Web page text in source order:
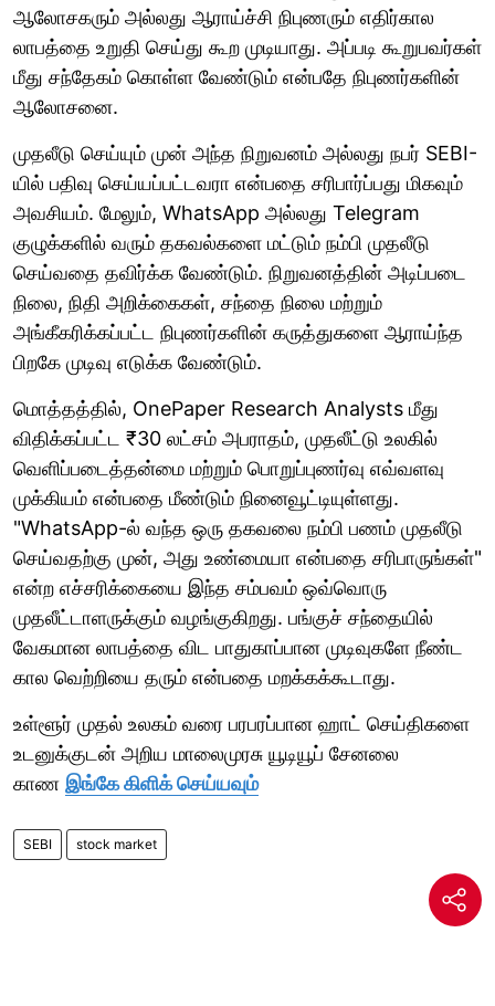
ஆலோசகரும் அல்லது ஆராய்ச்சி நிபுணரும் எதிர்கால
லாபத்தை உறுதி செய்து கூற முடியாது. அப்படி கூறுபவர்கள்
மீது சந்தேகம் கொள்ள வேண்டும் என்பதே நிபுணர்களின்
ஆலோசனை.
முதலீடு செய்யும் முன் அந்த நிறுவனம் அல்லது நபர் SEBI-
யில் பதிவு செய்யப்பட்டவரா என்பதை சரிபார்ப்பது மிகவும்
அவசியம். மேலும், WhatsApp அல்லது Telegram
குழுக்களில் வரும் தகவல்களை மட்டும் நம்பி முதலீடு
செய்வதை தவிர்க்க வேண்டும். நிறுவனத்தின் அடிப்படை
நிலை, நிதி அறிக்கைகள், சந்தை நிலை மற்றும்
அங்கீகரிக்கப்பட்ட நிபுணர்களின் கருத்துகளை ஆராய்ந்த
பிறகே முடிவு எடுக்க வேண்டும்.
மொத்தத்தில், OnePaper Research Analysts மீது
விதிக்கப்பட்ட ₹30 லட்சம் அபராதம், முதலீட்டு உலகில்
வெளிப்படைத்தன்மை மற்றும் பொறுப்புணர்வு எவ்வளவு
முக்கியம் என்பதை மீண்டும் நினைவூட்டியுள்ளது.
"WhatsApp-ல் வந்த ஒரு தகவலை நம்பி பணம் முதலீடு
செய்வதற்கு முன், அது உண்மையா என்பதை சரிபாருங்கள்"
என்ற எச்சரிக்கையை இந்த சம்பவம் ஒவ்வொரு
முதலீட்டாளருக்கும் வழங்குகிறது. பங்குச் சந்தையில்
வேகமான லாபத்தை விட பாதுகாப்பான முடிவுகளே நீண்ட
கால வெற்றியை தரும் என்பதை மறக்கக்கூடாது.
உள்ளூர் முதல் உலகம் வரை பரபரப்பான ஹாட் செய்திகளை
உடனுக்குடன் அறிய மாலைமுரசு யூடியூப் சேனலை
காண இங்கே கிளிக் செய்யவும்
SEBI stock market